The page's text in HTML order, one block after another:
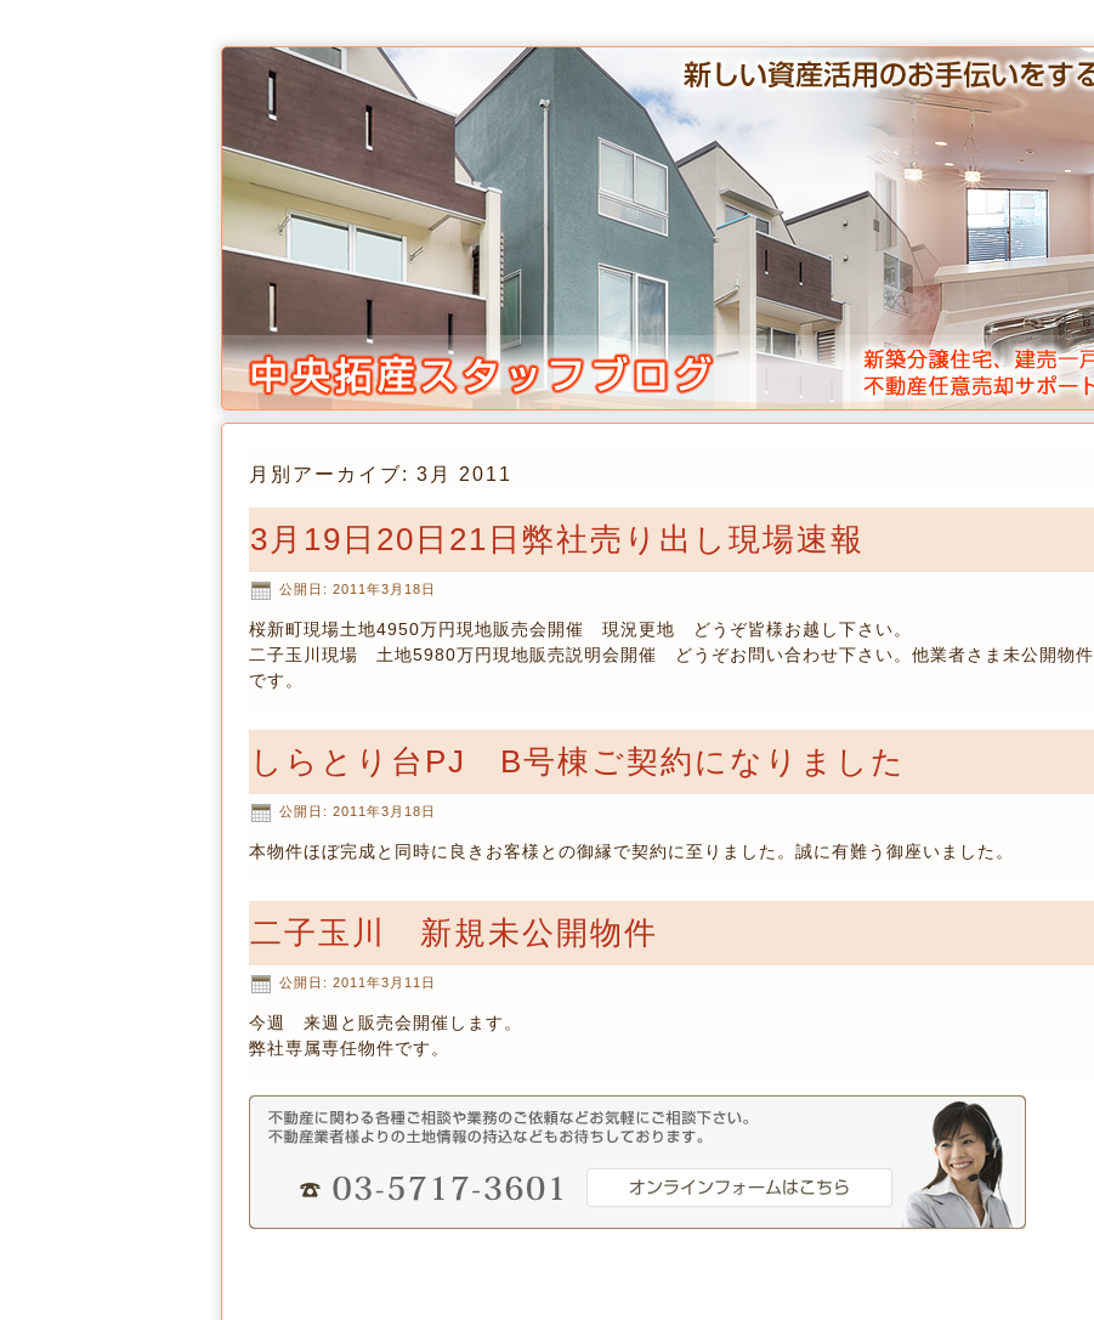
月別アーカイブ: 3月 2011
3月19日20日21日弊社売り出し現場速報
公開日: 2011年3月18日
桜新町現場土地4950万円現地販売会開催 現況更地 どうぞ皆様お越し下さい。
二子玉川現場 土地5980万円現地販売説明会開催 どうぞお問い合わせ下さい。他業者さま未公開物件
です。
しらとり台PJ B号棟ご契約になりました
公開日: 2011年3月18日
本物件ほぼ完成と同時に良きお客様との御縁で契約に至りました。誠に有難う御座いました。
二子玉川 新規未公開物件
公開日: 2011年3月11日
今週 来週と販売会開催します。
弊社専属専任物件です。